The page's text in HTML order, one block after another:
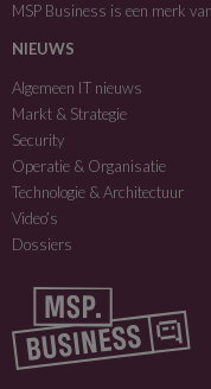
MSP Business is een merk van
NIEUWS
Algemeen IT nieuws
Markt & Strategie
Security
Operatie & Organisatie
Technologie & Architectuur
Video’s
Dossiers